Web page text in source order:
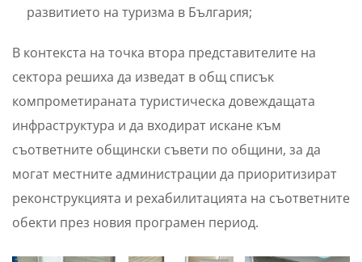
развитието на туризма в България;
В контекста на точка втора представителите на
сектора решиха да изведат в общ списък
компрометираната туристическа довеждащата
инфраструктура и да входират искане към
съответните общински съвети по общини, за да
могат местните администрации да приоритизират
реконструкцията и рехабилитацията на съответните
обекти през новия програмен период.